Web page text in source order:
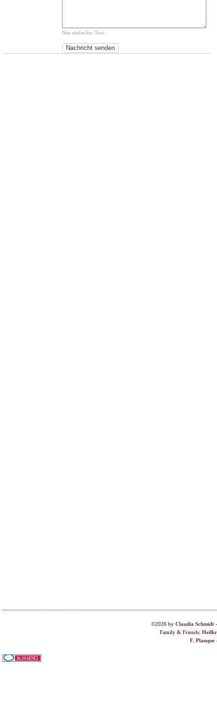
Nur einfacher Text.
©2026 by Claudia Schmidt
Family & Friends:
F. Planque